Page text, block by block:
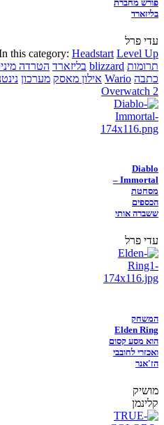
פורש מחברת
בליזארד
עדי פרל
this category: Headstart Level Up
תרומות blizzard בליזארד הטרדה
כתבה Wario אילון מאסק מערכון
Overwatch 2
Diablo
Immortal –
מסחטת
הכספים
ששברה אותי
עדי פרל
המשחק
Elden Ring
הוא מסע קסום
ואכזרי לחובבי
הז'אנר
מושיק
קלינמן